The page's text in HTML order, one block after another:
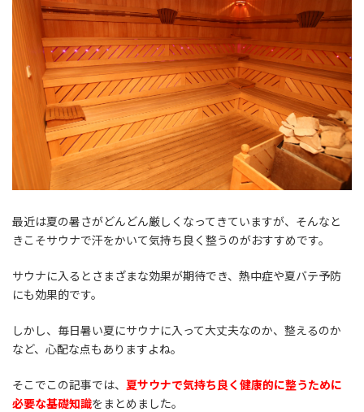
:
最近は夏の暑さがどんどん厳しくなってきていますが、そんなと
きこそサウナで汗をかいて気持ち良く整うのがおすすめです。
サウナに入るとさまざまな効果が期待でき、熱中症や夏バテ予防
にも効果的です。
しかし、毎日暑い夏にサウナに入って大丈夫なのか、整えるのか
など、心配な点もありますよね。
そこでこの記事では、 夏サウナで気持ち良く健康的に整うために
必要な基礎知識をまとめました。